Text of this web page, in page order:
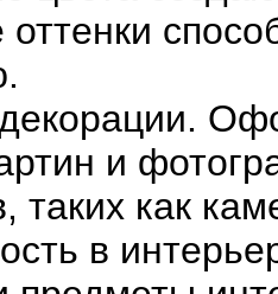
оттенки
и
таких как
в